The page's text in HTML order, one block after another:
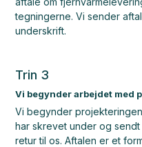
tegningerne. Vi sender
underskrift.
Trin 3
Vi begynder arbejdet med
Vi begynder
har skrevet under og
retur til os. Aftalen er et